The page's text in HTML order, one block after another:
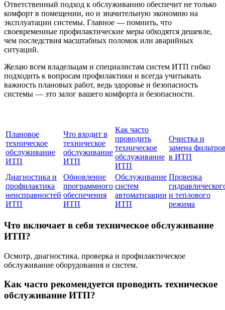
Ответственный подход к обслуживанию обеспечит не только
комфорт в помещении, но и значительную экономию на
эксплуатации системы. Главное — помнить, что
своевременные профилактические меры обходятся дешевле,
чем последствия масштабных поломок или аварийных
ситуаций.
Желаю всем владельцам и специалистам систем ИТП гибко
подходить к вопросам профилактики и всегда учитывать
важность плановых работ, ведь здоровье и безопасность
системы — это залог вашего комфорта и безопасности.
Плановое
техническое
обслуживание
ИТП
Что входит в
техническое
обслуживание
ИТП
Как часто
проводить
техническое
обслуживание
ИТП
Очистка и
замена
в ИТП
Диагностика и
профилактика
неисправностей
ИТП
Обновление
программного
обеспечения
ИТП
Обслуживание
систем
автоматизации
ИТП
Проверка
и теплового
режима
Что включает в себя техническое обслуживание
ИТП?
Осмотр, диагностика, проверка и профилактическое
обслуживание оборудования и систем.
Как часто рекомендуется проводить техническое
обслуживание ИТП?